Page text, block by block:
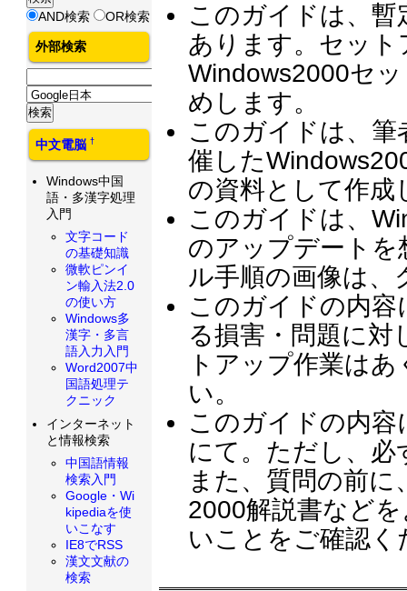
このガイドは、
あります。セッ
Windows2000セ
めします。
このガイドは、筆
催した
の資料として作成
このガイドは、
のアップデート
ル手順の画像は
このガイドの内
る損害・問題に対
トアップ作業は
い。
このガイドの内
にて。ただし、
また、質問の前に
2000解説書など
いことをご確認く
AND検索 OR検索
外部検索
中文電脳 †
Windows中国
語・多漢字処理
入門
文字コード
の基礎知識
微軟ピンイ
ン輸入法2.0
の使い方
Windows多
漢字・多言
語入力入門
Word2007中
国語処理テ
クニック
インターネット
と情報検索
中国語情報
検索入門
Google・Wi
kipediaを使
いこなす
IE8でRSS
漢文文献の
検索